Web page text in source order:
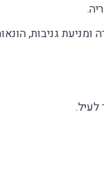
גניבות,
לעיל.